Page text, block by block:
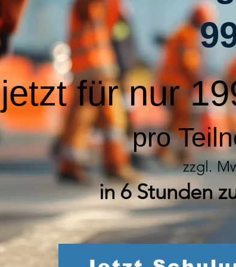
jetzt für nur
pro
zzgl.
in 6 Stunden